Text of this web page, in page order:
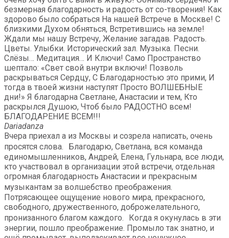
безмерная благодарность и радость от со-творения! Как
здорово было собраться На нашей Встрече в Москве! С
близкими Духом обняться, Встретившись на земле!
Ждали мы нашу Встречу, Желание загадав. Радость.
Цветы. Улыбки. Исторический зал. Музыка. Песни.
Слёзы… Медитация… И Ключи! Само Пространство
шептало: «Свет свой внутри включи! Позволь
раскрываться Сердцу, С Благодарностью это прими, И
тогда в твоей жизни наступят Просто ВОЛШЕБНЫЕ
дни!» Я благодарна Светлане, Анастасии и тем, Кто
раскрылся Душою, Чтоб было РАДОСТНО всем!
БЛАГОДАРЕНИЕ ВСЕМ!!!
Dariadanza
Вчера приехал а из Москвы и созрела написать, очень
просятся слова. Благодарю, Светлана, вся команда
единомышленников, Андрей, Елена, Гульнара, все люди,
кто участвовал в организации этой встречи, отдельная
огромная благодарность Анастасии и прекрасным
музыкантам за волшебство преображения.
Потрясающее ощущение нового мира, прекрасного,
свободного, дружественного, доброжелательного,
пронизанного благом каждого. Когда я окунулась в эти
энергии, пошло преображение. Промыло так знатно, и